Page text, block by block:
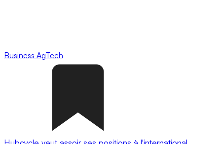
Business AgTech